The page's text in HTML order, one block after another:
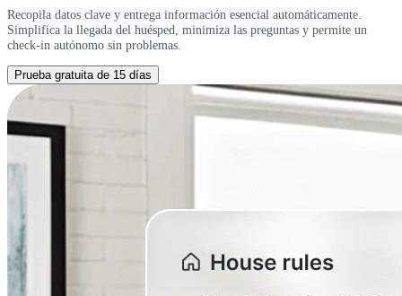
Recopila datos clave y entrega información esencial automáticamente.
Simplifica la llegada del huésped, minimiza las preguntas y permite un
check-in autónomo sin problemas.
Prueba gratuita de 15 días